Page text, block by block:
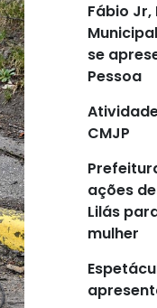
Fábio Jr,
se
Pessoa
CMJP
ações
Lilás
mulher